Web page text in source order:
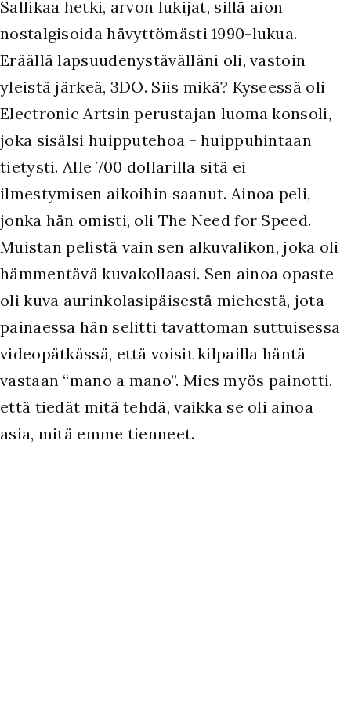
Sallikaa hetki, arvon lukijat, sillä aion
nostalgisoida hävyttömästi 1990-lukua.
Eräällä lapsuudenystävälläni oli, vastoin
yleistä järkeä, 3DO. Siis mikä? Kyseessä oli
Electronic Artsin perustajan luoma konsoli,
joka sisälsi huipputehoa - huippuhintaan
tietysti. Alle 700 dollarilla sitä ei
ilmestymisen aikoihin saanut. Ainoa peli,
jonka hän omisti, oli The Need for Speed.
Muistan pelistä vain sen alkuvalikon, joka oli
hämmentävä kuvakollaasi. Sen ainoa opaste
oli kuva aurinkolasipäisestä miehestä, jota
painaessa hän selitti tavattoman suttuisessa
videopätkässä, että voisit kilpailla häntä
vastaan “mano a mano”. Mies myös painotti,
että tiedät mitä tehdä, vaikka se oli ainoa
asia, mitä emme tienneet.